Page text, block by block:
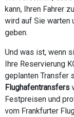
kann, Ihren Fahrer
wird auf Sie warten
geben.
Und was ist, wenn
Ihre Reservierung
geplanten Transfer
Flughafentransfers
Festpreisen und
vom Frankfurter